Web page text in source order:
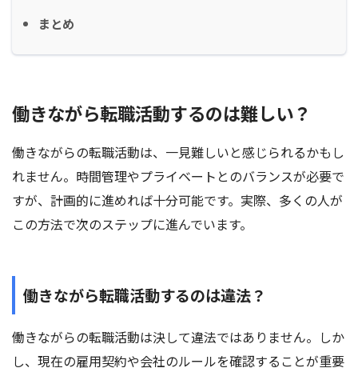
まとめ
働きながら転職活動するのは難しい？
働きながらの転職活動は、一見難しいと感じられるかもし
れません。時間管理やプライベートとのバランスが必要で
すが、計画的に進めれば十分可能です。実際、多くの人が
この方法で次のステップに進んでいます。
働きながら転職活動するのは違法？
働きながらの転職活動は決して違法ではありません。しか
し、現在の雇用契約や会社のルールを確認することが重要